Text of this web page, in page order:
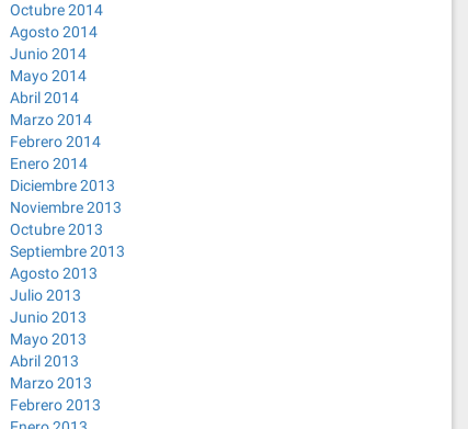
Octubre 2014
Agosto 2014
Junio 2014
Mayo 2014
Abril 2014
Marzo 2014
Febrero 2014
Enero 2014
Diciembre 2013
Noviembre 2013
Octubre 2013
Septiembre 2013
Agosto 2013
Julio 2013
Junio 2013
Mayo 2013
Abril 2013
Marzo 2013
Febrero 2013